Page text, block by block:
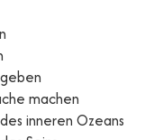
machen
inneren Ozeans